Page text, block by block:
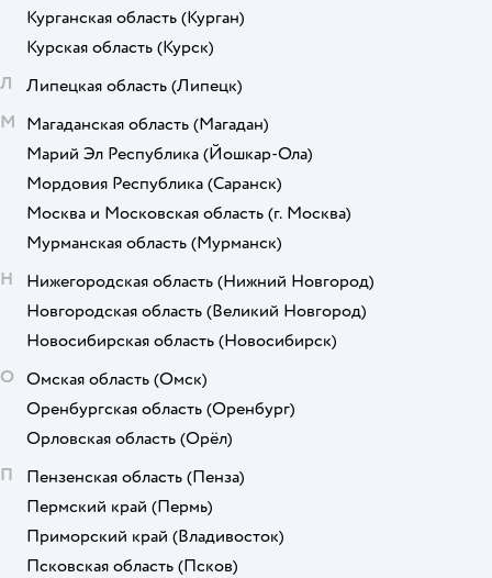
Курганская область (Курган)
Курская область (Курск)
Л
Липецкая область (Липецк)
М Магаданская область (Магадан)
Марий Эл Республика (Йошкар-Ола)
Мордовия Республика (Саранск)
Москва и Московская область (г. Москва)
Мурманская область (Мурманск)
Н
Нижегородская область (Нижний Новгород)
Новгородская область (Великий Новгород)
Новосибирская область (Новосибирск)
О Омская область (Омск)
Оренбургская область (Оренбург)
Орловская область (Орёл)
П
Пензенская область (Пенза)
Пермский край (Пермь)
Приморский край (Владивосток)
Псковская область (Псков)